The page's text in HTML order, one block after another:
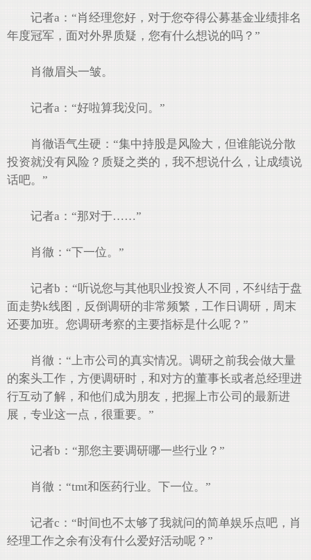
记者a：“肖经理您好，对于您夺得公募基金业绩排名
年度冠军，面对外界质疑，您有什么想说的吗？”
肖徹眉头一皱。
记者a：“好啦算我没问。”
肖徹语气生硬：“集中持股是风险大，但谁能说分散
投资就没有风险？质疑之类的，我不想说什么，让成绩说
话吧。”
记者a：“那对于……”
肖徹：“下一位。”
记者b：“听说您与其他职业投资人不同，不纠结于盘
面走势k线图，反倒调研的非常频繁，工作日调研，周末
还要加班。您调研考察的主要指标是什么呢？”
肖徹：“上市公司的真实情况。调研之前我会做大量
的案头工作，方便调研时，和对方的董事长或者总经理进
行互动了解，和他们成为朋友，把握上市公司的最新进
展，专业这一点，很重要。”
记者b：“那您主要调研哪一些行业？”
肖徹：“tmt和医药行业。下一位。”
记者c：“时间也不太够了我就问的简单娱乐点吧，肖
经理工作之余有没有什么爱好活动呢？”